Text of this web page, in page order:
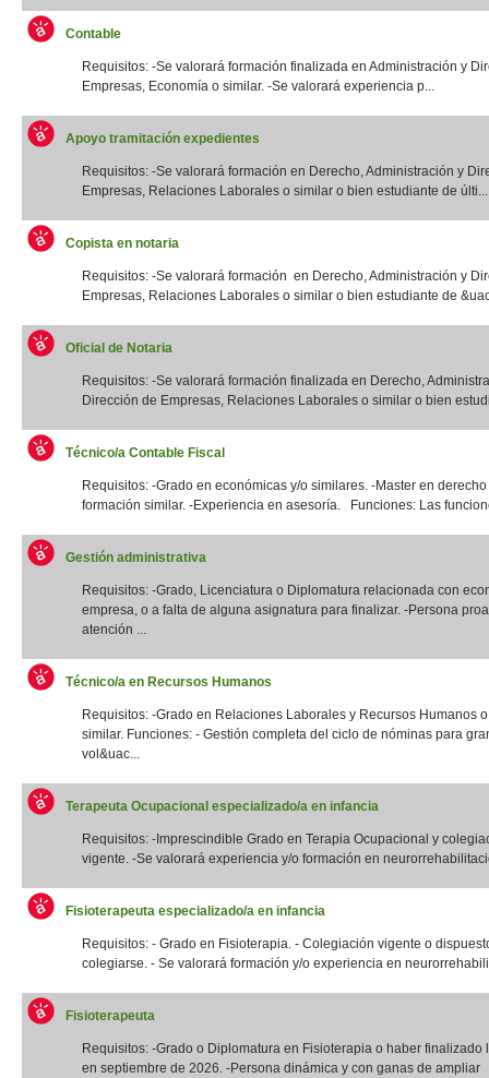
Contable
Requisitos: -Se valorará formación finalizada en Administración y
Empresas, Economía o similar. -Se valorará experiencia p...
Apoyo tramitación expedientes
Requisitos: -Se valorará formación en Derecho, Administración y
Empresas, Relaciones Laborales o similar o bien estudiante de últi...
Copista en notaria
Requisitos: -Se valorará formación en Derecho, Administración y
Empresas, Relaciones Laborales o similar o bien estudiante de
Oficial de Notaria
Requisitos: -Se valorará formación finalizada en Derecho,
Dirección de Empresas, Relaciones Laborales o similar o bien
Técnico/a Contable Fiscal
Requisitos: -Grado en económicas y/o similares. -Master en
formación similar. -Experiencia en asesoría. Funciones: Las
Gestión administrativa
Requisitos: -Grado, Licenciatura o Diplomatura relacionada con
empresa, o a falta de alguna asignatura para finalizar. -Persona
atención ...
Técnico/a en Recursos Humanos
Requisitos: -Grado en Relaciones Laborales y Recursos Humanos
similar. Funciones: - Gestión completa del ciclo de nóminas para
vol&uac...
Terapeuta Ocupacional especializado/a en infancia
Requisitos: -Imprescindible Grado en Terapia Ocupacional y
vigente. -Se valorará experiencia y/o formación en
Fisioterapeuta especializado/a en infancia
Requisitos: - Grado en Fisioterapia. - Colegiación vigente o
colegiarse. - Se valorará formación y/o experiencia en
Fisioterapeuta
Requisitos: -Grado o Diplomatura en Fisioterapia o haber finalizado
en septiembre de 2026. -Persona dinámica y con ganas de ampliar